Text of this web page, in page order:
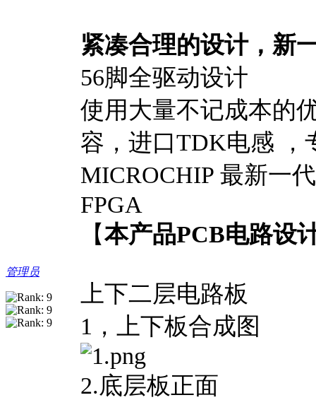
管理员
紧凑合理的设计，新
56脚全驱动设计
使用大量不记成本的
容，进口TDK电感 ，
MICROCHIP 最新一
FPGA
【本产品PCB电路设
上下二层电路板
1，上下板合成图
2.底层板正面